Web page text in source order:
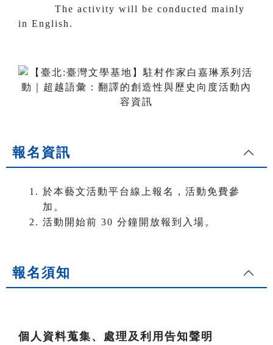
The activity will be conducted mainly
in English.
報名資訊
於本藝文活動平台線上報名，活動免費參
加。
活動開始前 30 分鐘開放報到入場。
報名須知
個人資料蒐集、處理及利用告知聲明